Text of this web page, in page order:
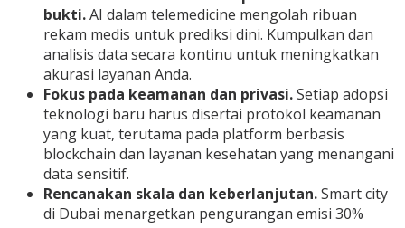
bukti.AI dalam telemedicine mengolah ribuan
rekam medis untuk prediksi dini. Kumpulkan dan
analisis data secara kontinu untuk meningkatkan
akurasi layanan Anda.
Fokus pada keamanan dan privasi.Setiap adopsi
teknologi baru harus disertai protokol keamanan
yang kuat, terutama pada platform berbasis
blockchain dan layanan kesehatan yang menangani
data sensitif.
Rencanakan skala dan keberlanjutan.Smart city
di Dubai menargetkan pengurangan emisi 30%